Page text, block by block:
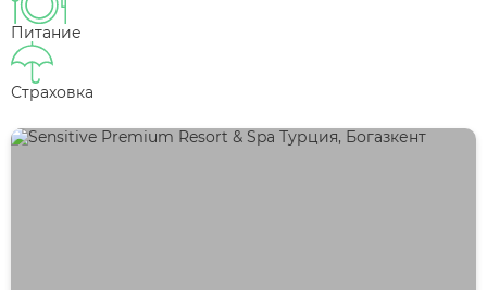
Питание
Страховка